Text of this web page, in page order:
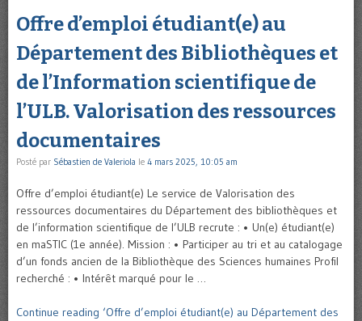
Offre d’emploi étudiant(e) au
Département des Bibliothèques et
de l’Information scientifique de
l’ULB. Valorisation des ressources
documentaires
Posté par Sébastien de Valeriola le 4 mars 2025, 10:05 am
Offre d’emploi étudiant(e) Le service de Valorisation des
ressources documentaires du Département des bibliothèques et
de l’information scientifique de l’ULB recrute : • Un(e) étudiant(e)
en maSTIC (1e année). Mission : • Participer au tri et au catalogage
d’un fonds ancien de la Bibliothèque des Sciences humaines Profil
recherché : • Intérêt marqué pour le …
Continue reading ‘Offre d’emploi étudiant(e) au Département des